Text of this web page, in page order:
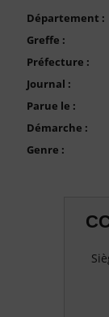
Compte PRO
Département :
Greffe :
Préfecture :
Journal :
Parue le :
Démarche :
Genre :